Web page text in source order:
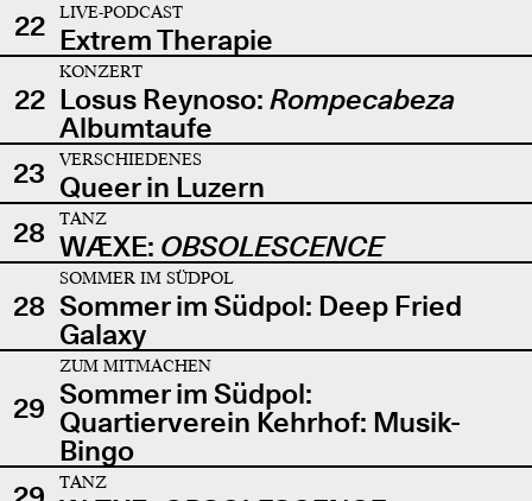
22
LIVE-PODCAST
Extrem Therapie
22
KONZERT
Losus Reynoso: Rompecabeza
Albumtaufe
23
VERSCHIEDENES
Queer in Luzern
28
TANZ
WÆXE: OBSOLESCENCE
28
SOMMER IM SÜDPOL
Sommer im Südpol: Deep Fried
Galaxy
29
ZUM MITMACHEN
Sommer im Südpol:
Quartierverein Kehrhof: Musik-
Bingo
TANZ